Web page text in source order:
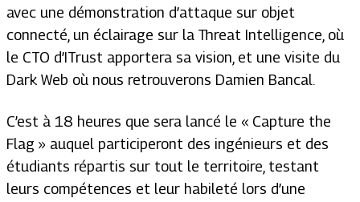
avec une démonstration d’attaque sur objet
connecté, un éclairage sur la Threat Intelligence , où
le CTO d’ITrust apportera sa vision, et une visite du
Dark Web où nous retrouverons Damien Bancal.
C’est à 18 heures que sera lancé le « Capture the
Flag » auquel participeront des ingénieurs et des
étudiants répartis sur tout le territoire, testant
leurs compétences et leur habileté lors d’une